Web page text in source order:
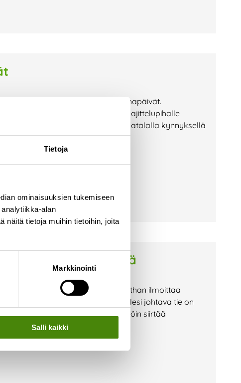
Tietoja
ominaisuuksien tukemiseen
alan
näitä tietoja muihin tietoihin, joita
Markkinointi
Salli kaikki
Vestian lajittelupihalla Lajittelupihapäivät.
lajittelupihan toiminta tutuksi. Jos lajittelupihalle
Lajittelupihapäivässä pääsee matalalla kynnyksellä
toimintaan.
tyhjennystä
painavalle jäteautolle. Muistathan ilmoittaa
jos kiinteistöllesi johtava tie on
jäteastiallesi. Astian voi tällöin siirtää